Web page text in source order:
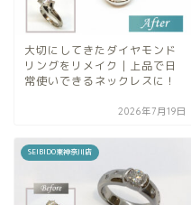
大切にしてきたダイヤモンド
リングをリメイク｜上品で日
常使いできるネックレスに！
2026年7月19日
SEIBIDO東神奈川店